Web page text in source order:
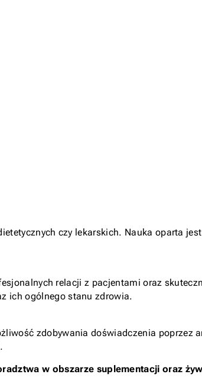
czy lekarskich. Nauka oparta
relacji z pacjentami oraz
ich ogólnego stanu zdrowia.
zdobywania doświadczenia poprzez
w obszarze suplementacji oraz